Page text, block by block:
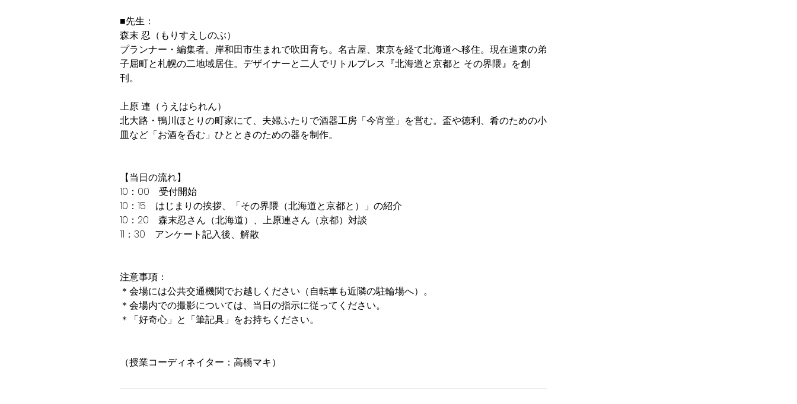
■先生：
森末 忍（もりすえしのぶ）
プランナー・編集者。岸和田市生まれで吹田育ち。名古屋、東京を経て北海道へ移住。現在道東の弟
子屈町と札幌の二地域居住。デザイナーと二人でリトルプレス『北海道と京都と その界隈』を創
刊。
上原 連（うえはられん）
北大路・鴨川ほとりの町家にて、夫婦ふたりで酒器工房「今宵堂」を営む。盃や徳利、肴のための小
皿など「お酒を呑む」ひとときのための器を制作。
【当日の流れ】
10：00 受付開始
10：15 はじまりの挨拶、「その界隈（北海道と京都と）」の紹介
10：20 森末忍さん（北海道）、上原連さん（京都）対談
11：30 アンケート記入後、解散
注意事項：
＊会場には公共交通機関でお越しください（自転車も近隣の駐輪場へ）。
＊会場内での撮影については、当日の指示に従ってください。
＊「好奇心」と「筆記具」をお持ちください。
（授業コーディネイター：高橋マキ）